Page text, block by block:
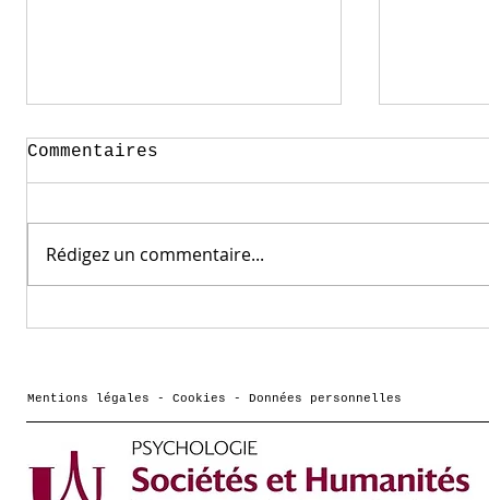
mentale ? une
interview de Morgane
Hericher sur France
culture
Commentaires
Rédigez un commentaire...
Mentions légales - Cookies - Données personnelles